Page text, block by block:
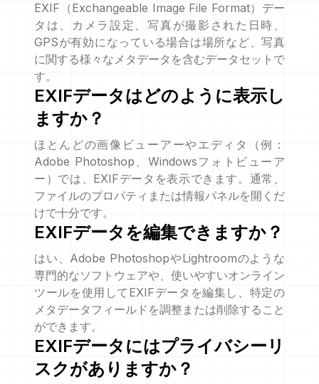
EXIF（Exchangeable Image File Format）デー
タは、カメラ設定、写真が撮影された日時、
GPSが有効になっている場合は場所など、写真
に関する様々なメタデータを含むデータセットで
す。
EXIFデータはどのように表示し
ますか？
ほとんどの画像ビューアーやエディタ（例：
Adobe Photoshop、Windowsフォトビューア
ー）では、EXIFデータを表示できます。通常、
ファイルのプロパティまたは情報パネルを開くだ
けで十分です。
EXIFデータを編集できますか？
はい、Adobe PhotoshopやLightroomのような
専門的なソフトウェアや、使いやすいオンライン
ツールを使用してEXIFデータを編集し、特定の
メタデータフィールドを調整または削除すること
ができます。
EXIFデータにはプライバシーリ
スクがありますか？